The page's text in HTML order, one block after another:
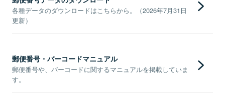
各種データのダウンロードはこちらから。（2026年7月31日
更新）
郵便番号・バーコードマニュアル
郵便番号や、バーコードに関するマニュアルを掲載していま
す。